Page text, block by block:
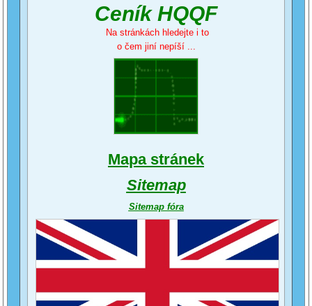
Ceník HQQF
Na stránkách hledejte i to
o čem jiní nepíší ...
Mapa stránek
Sitemap
Sitemap fóra